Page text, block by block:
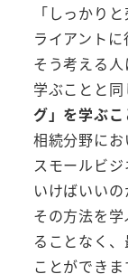
「しっかり
ライアントに
そう考える
学ぶことと
グ」を学ぶこ
相続分野に
スモールビ
いけばいいの
その方法を
ることなく
ことができま